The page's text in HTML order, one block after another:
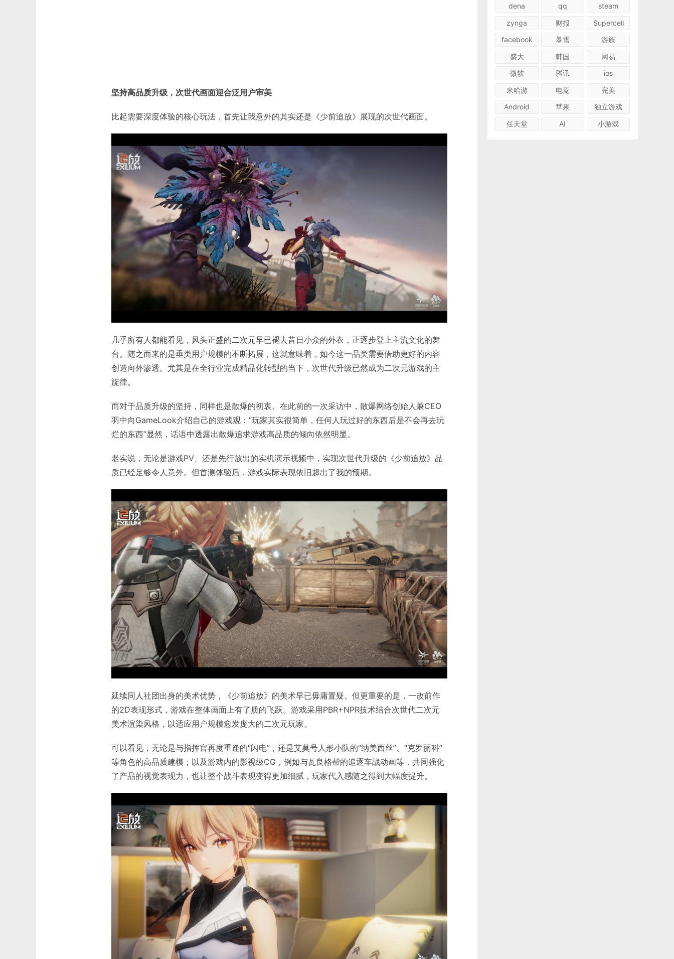
坚持高品质升级，次世代画面迎合泛用户审美
比起需要深度体验的核心玩法，首先让我意外的其实还是《少前追放》展现的次世代画面。
几乎所有人都能看见，风头正盛的二次元早已褪去昔日小众的外衣，正逐步登上主流文化的舞
台。随之而来的是垂类用户规模的不断拓展，这就意味着，如今这一品类需要借助更好的内容
创造向外渗透。尤其是在全行业完成精品化转型的当下，次世代升级已然成为二次元游戏的主
旋律。
而对于品质升级的坚持，同样也是散爆的初衷。在此前的一次采访中，散爆网络创始人兼CEO
羽中向GameLook介绍自己的游戏观：“玩家其实很简单，任何人玩过好的东西后是不会再去玩
烂的东西”显然，话语中透露出散爆追求游戏高品质的倾向依然明显。
老实说，无论是游戏PV、还是先行放出的实机演示视频中，实现次世代升级的《少前追放》品
质已经足够令人意外。但首测体验后，游戏实际表现依旧超出了我的预期。
延续同人社团出身的美术优势，《少前追放》的美术早已毋庸置疑。但更重要的是，一改前作
的2D表现形式，游戏在整体画面上有了质的飞跃。游戏采用PBR+NPR技术结合次世代二次元
美术渲染风格，以适应用户规模愈发庞大的二次元玩家。
可以看见，无论是与指挥官再度重逢的“闪电”，还是艾莫号人形小队的“纳美西丝”、“克罗丽科”
等角色的高品质建模；以及游戏内的影视级CG，例如与瓦良格帮的追逐车战动画等，共同强化
了产品的视觉表现力，也让整个战斗表现变得更加细腻，玩家代入感随之得到大幅度提升。
dena
qq
steam
zynga
财报
Supercell
facebook
暴雪
游族
盛大
韩国
网易
微软
腾讯
ios
米哈游
电竞
完美
Android
苹果
独立游戏
任天堂
AI 小游戏